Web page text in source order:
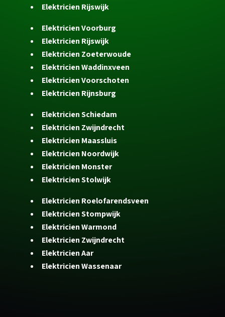
Elektricien Rijswijk
Elektricien Voorburg
Elektricien Rijswijk
Elektricien Zoeterwoude
Elektricien Waddinxveen
Elektricien Voorschoten
Elektricien Rijnsburg
Elektricien Schiedam
Elektricien Zwijndrecht
Elektricien Maassluis
Elektricien Noordwijk
Elektricien Monster
Elektricien Stolwijk
Elektricien Roelofarendsveen
Elektricien Stompwijk
Elektricien Warmond
Elektricien Zwijndrecht
Elektricien Aar
Elektricien Wassenaar